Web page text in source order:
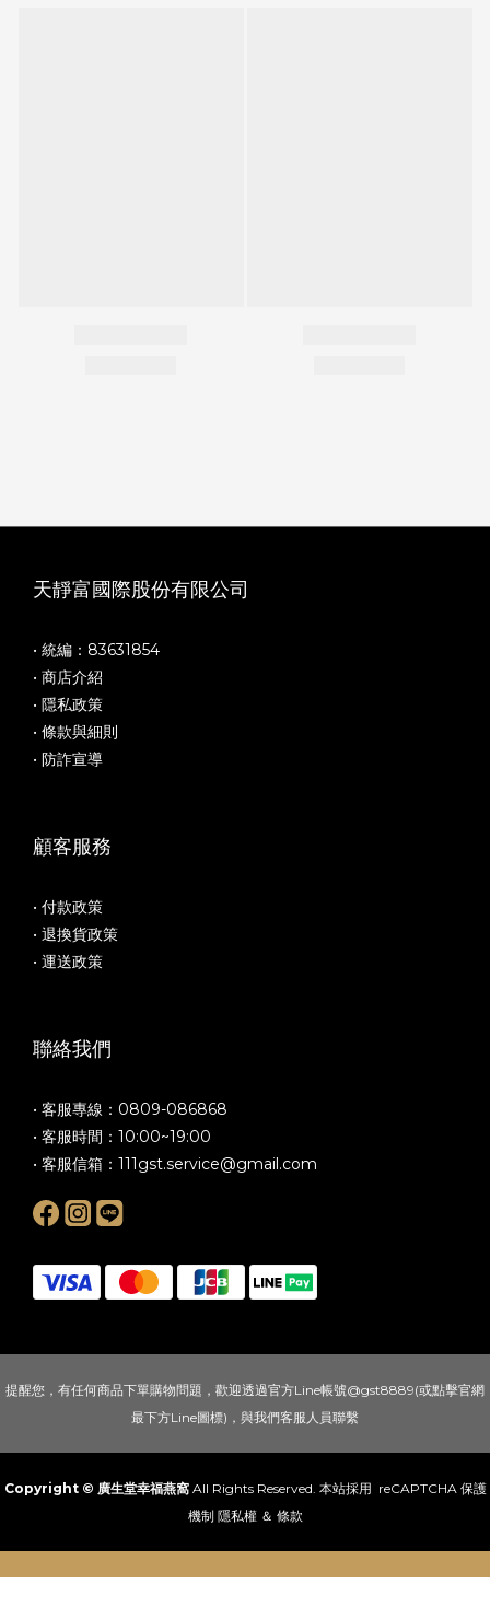
天靜富國際股份有限公司
• 統編：83631854
• 商店介紹
• 隱私政策
• 條款與細則
• 防詐宣導
顧客服務
• 付款政策
• 退換貨政策
• 運送政策
聯絡我們
• 客服專線：0809-086868
• 客服時間：10:00~19:00
• 客服信箱： 111gst.service@gmail.com
提醒您，有任何商品下單購物問題，歡迎透過官方Line帳號@gst8889(或點擊官網
最下方Line圖標)，與我們客服人員聯繫
Copyright © 廣生堂幸福燕窩All Rights Reserved. 本站採用 reCAPTCHA 保護
機制 隱私權＆ 條款